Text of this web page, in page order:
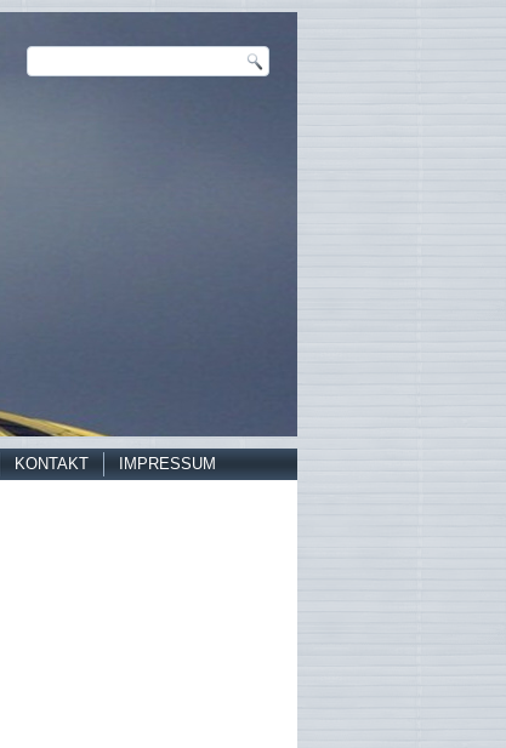
KONTAKT
IMPRESSUM